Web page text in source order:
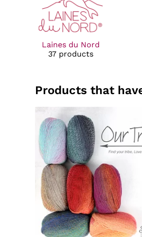
Laines du Nord
37 products
Products that